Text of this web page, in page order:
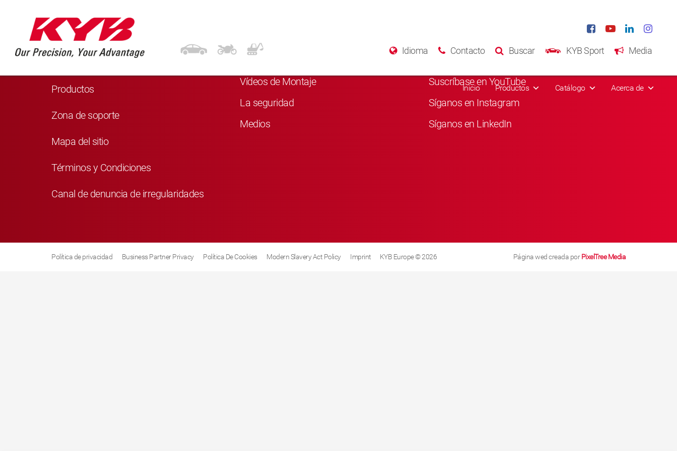
Idioma Contacto Buscar KYB Sport Media
Inicio Productos Catálogo Acerca de
Navegación
Productos
Zona de soporte
Mapa del sitio
Términos y Condiciones
Canal de denuncia de irregularidades
Vídeos de Montaje
La seguridad
Medios
Suscríbase en YouTube
Síganos en Instagram
Síganos en LinkedIn
Política de privacidad Business Partner Privacy Política De Cookies Modern Slavery Act Policy Imprint KYB Europe © 2026 Página wed creada porPixelTree Media